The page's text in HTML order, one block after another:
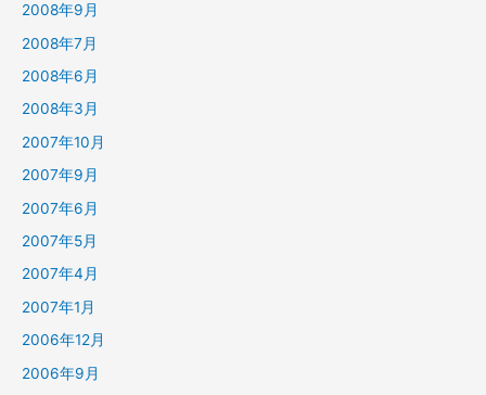
2008年9月
2008年7月
2008年6月
2008年3月
2007年10月
2007年9月
2007年6月
2007年5月
2007年4月
2007年1月
2006年12月
2006年9月